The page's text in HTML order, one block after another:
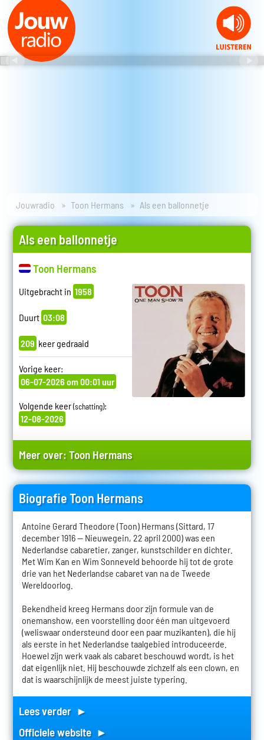
Jouwradio Toon Hermans Als een ballonnetje
Als een ballonnetje
Toon Hermans
Uitgebracht in 1958
Duurt 03:08
209 keer gedraaid
Vorige keer:
06-07-2026 om 00:01 uur
Volgende keer(schatting):
12-08-2026
Meer over:Toon Hermans
Biografie Toon Hermans
Antoine Gerard Theodore (Toon) Hermans (Sittard, 17
december 1916 — Nieuwegein, 22 april 2000) was een
Nederlandse cabaretier, zanger, kunstschilder en dichter.
Met Wim Kan en Wim Sonneveld behoorde hij tot de grote
drie van het Nederlandse cabaret van na de Tweede
Wereldoorlog.
Bekendheid kreeg Hermans door zijn formule van de
onemanshow, een voorstelling door één man uitgevoerd
(weliswaar ondersteund door een paar muzikanten), die hij
als eerste in het Nederlandse taalgebied introduceerde.
Hoewel zijn werk vaak als cabaret beschouwd wordt, is het
dat eigenlijk niet. Hij beschouwde zichzelf als een clown, en
dat is waarschijnlijk de meest juiste typering.
Lees verder ►
Officiele website ►